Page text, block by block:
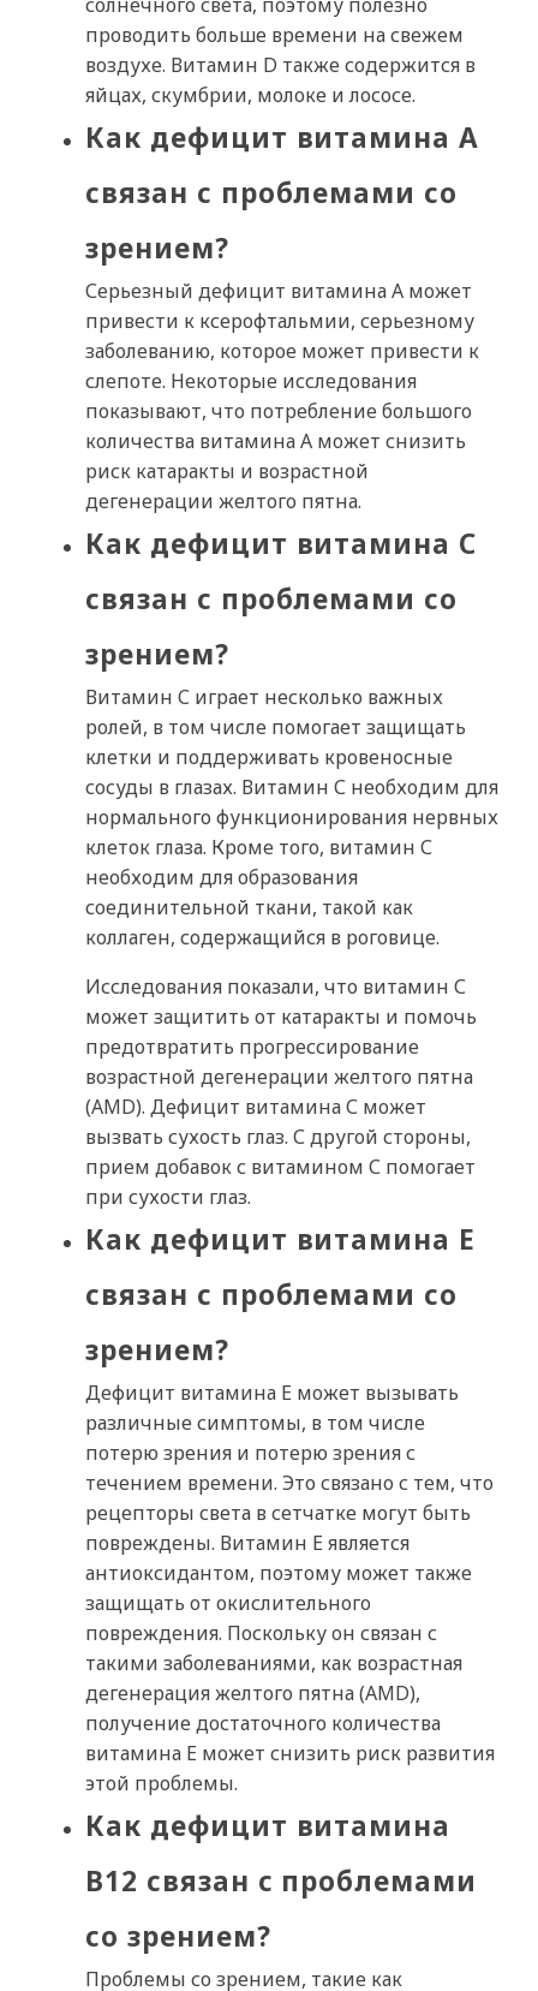
проводить больше времени на свежем
воздухе. Витамин D также содержится в
яйцах, скумбрии, молоке и лососе.
Как дефицит витамина А
связан с проблемами со
зрением?
Серьезный дефицит витамина А может
привести к ксерофтальмии, серьезному
заболеванию, которое может привести к
слепоте. Некоторые исследования
показывают, что потребление большого
количества витамина А может снизить
риск катаракты и возрастной
дегенерации желтого пятна.
Как дефицит витамина С
связан с проблемами со
зрением?
Витамин С играет несколько важных
ролей, в том числе помогает защищать
клетки и поддерживать кровеносные
сосуды в глазах. Витамин С необходим для
нормального функционирования нервных
клеток глаза. Кроме того, витамин С
необходим для образования
соединительной ткани, такой как
коллаген, содержащийся в роговице.
Исследования показали, что витамин С
может защитить от катаракты и помочь
предотвратить прогрессирование
возрастной дегенерации желтого пятна
(AMD). Дефицит витамина С может
вызвать сухость глаз. С другой стороны,
прием добавок с витамином С помогает
при сухости глаз.
Как дефицит витамина Е
связан с проблемами со
зрением?
Дефицит витамина Е может вызывать
различные симптомы, в том числе
потерю зрения и потерю зрения с
течением времени. Это связано с тем, что
рецепторы света в сетчатке могут быть
повреждены. Витамин Е является
антиоксидантом, поэтому может также
защищать от окислительного
повреждения. Поскольку он связан с
такими заболеваниями, как возрастная
дегенерация желтого пятна (AMD),
получение достаточного количества
витамина E может снизить риск развития
этой проблемы.
Как дефицит витамина
B12 связан с проблемами
со зрением?
Проблемы со зрением, такие как